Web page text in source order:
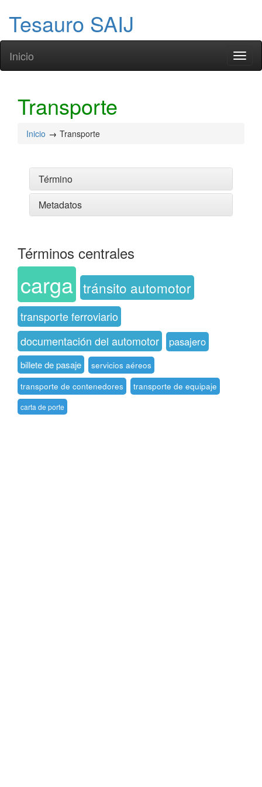
Tesauro SAIJ
Inicio
Transporte
Inicio Transporte
Término
Metadatos
Términos centrales
carga tránsito automotor
transporte ferroviario
documentación del automotor
pasajero
billete de pasaje
servicios aéreos
transporte de contenedores
transporte de equipaje
carta de porte